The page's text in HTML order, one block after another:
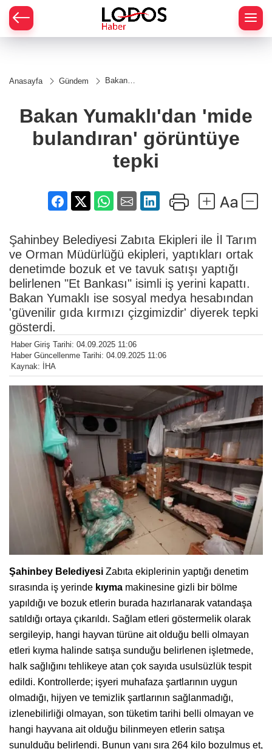
Anasayfa Gündem
Bakan
bulandıran'
görüntüye
Bakan Yumaklı'dan 'mide
bulandıran' görüntüye
tepki
Şahinbey Belediyesi Zabıta Ekipleri ile İl Tarım
ve Orman Müdürlüğü ekipleri, yaptıkları ortak
denetimde bozuk et ve tavuk satışı yaptığı
belirlenen "Et Bankası" isimli iş yerini kapattı.
Bakan Yumaklı ise sosyal medya hesabından
'güvenilir gıda kırmızı çizgimizdir' diyerek tepki
gösterdi.
Haber Giriş Tarihi: 04.09.2025 11:06
Haber Güncellenme Tarihi: 04.09.2025 11:06
Kaynak: İHA
Şahinbey Belediyesi Zabıta ekiplerinin yaptığı denetim
sırasında iş yerinde kıyma makinesine gizli bir bölme
yapıldığı ve bozuk etlerin burada hazırlanarak vatandaşa
satıldığı ortaya çıkarıldı. Sağlam etleri göstermelik olarak
sergileyip, hangi hayvan türüne ait olduğu belli olmayan
etleri kıyma halinde satışa sunduğu belirlenen işletmede,
halk sağlığını tehlikeye atan çok sayıda usulsüzlük tespit
edildi. Kontrollerde; işyeri muhafaza şartlarının uygun
olmadığı, hijyen ve temizlik şartlarının sağlanmadığı,
izlenebilirliği olmayan, son tüketim tarihi belli olmayan ve
hangi hayvana ait olduğu bilinmeyen etlerin satışa
sunulduğu belirlendi. Bunun yanı sıra 264 kilo bozulmuş et,